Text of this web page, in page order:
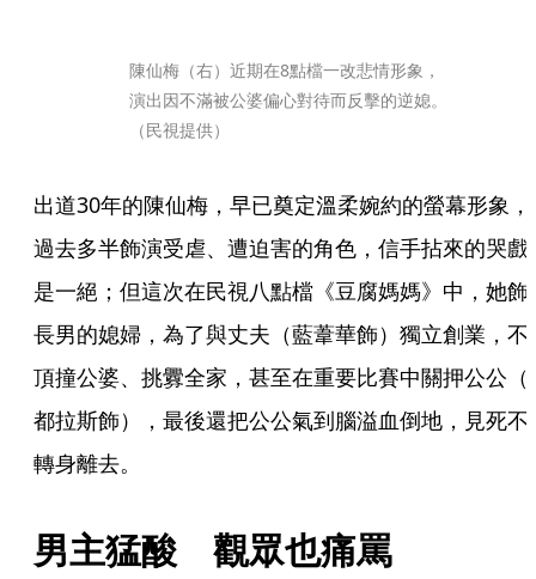
陳仙梅（右）近期在8點檔一改悲情形象，
演出因不滿被公婆偏心對待而反擊的逆媳。
（民視提供）
出道30年的陳仙梅，早已奠定溫柔婉約的螢幕形象，
過去多半飾演受虐、遭迫害的角色，信手拈來的哭戲
是一絕；但這次在民視八點檔《豆腐媽媽》中，她飾
長男的媳婦，為了與丈夫（藍葦華飾）獨立創業，不
頂撞公婆、挑釁全家，甚至在重要比賽中關押公公（
都拉斯飾），最後還把公公氣到腦溢血倒地，見死不
轉身離去。
男主猛酸　觀眾也痛罵